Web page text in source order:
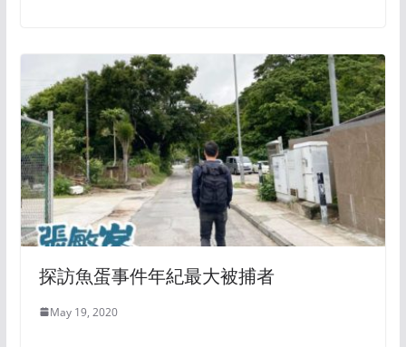
探訪魚蛋事件年紀最大被捕者
May 19, 2020